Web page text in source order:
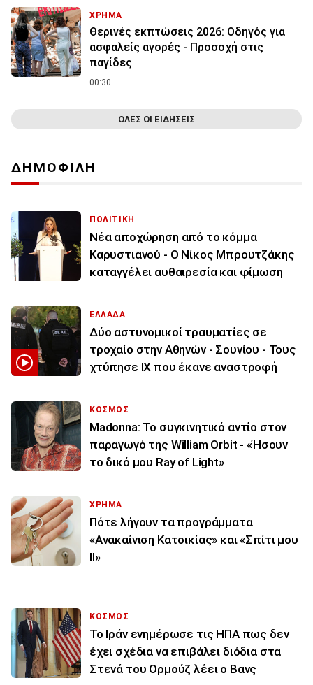
ΧΡΗΜΑ
Θερινές εκπτώσεις 2026: Οδηγός για
ασφαλείς αγορές - Προσοχή στις
παγίδες
00:30
ΟΛΕΣ ΟΙ ΕΙΔΗΣΕΙΣ
ΔΗΜΟΦΙΛΗ
ΠΟΛΙΤΙΚΗ
Νέα αποχώρηση από το κόμμα
Καρυστιανού - Ο Νίκος Μπρουτζάκης
καταγγέλει αυθαιρεσία και φίμωση
ΕΛΛΑΔΑ
Δύο αστυνομικοί τραυματίες σε
τροχαίο στην Αθηνών - Σουνίου - Τους
χτύπησε ΙΧ που έκανε αναστροφή
ΚΟΣΜΟΣ
Madonna: Το συγκινητικό αντίο στον
παραγωγό της William Orbit - «Ήσουν
το δικό μου Ray of Light»
ΧΡΗΜΑ
Πότε λήγουν τα προγράμματα
«Ανακαίνιση Κατοικίας» και «Σπίτι μου
ΙΙ»
ΚΟΣΜΟΣ
To Ιράν ενημέρωσε τις ΗΠΑ πως δεν
έχει σχέδια να επιβάλει διόδια στα
Στενά του Ορμούζ λέει ο Βανς